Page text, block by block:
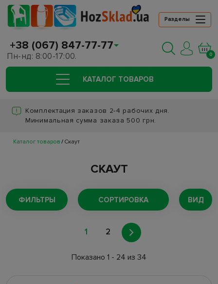
Разделы
+38 (067) 847-77-77
Пн-нд: 8:00-17:00. 0
КАТАЛОГ ТОВАРОВ
Комплектация заказов 2-4 рабочих дня.
Минимальная сумма заказа 500 грн.
Каталог товаров Скаут
СКАУТ
ФИЛЬТРЫ СОРТИРОВКА ВИД
1 2
Показано 1 - 24 из 34